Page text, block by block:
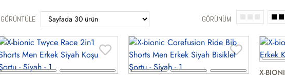
GÖRÜNTÜLE GÖRÜNÜM
X-